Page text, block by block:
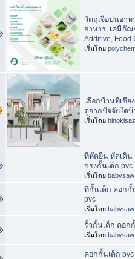
วัตถุเจือปนอาห
อาหาร, เคมีภั
Additive, Food
เริ่มโดย
เลือกบ้านที่เชี
ดูจากปัจจัยใดบ้
เริ่มโดย
ที่หัดยืน หัดเดิน
กรงกั้นเด็ก pvc
เริ่มโดย babysaw
ที่กั้นเด็ก คอกกั้
pvc
เริ่มโดย babysaw
รั้วกั้นเด็ก คอก
เริ่มโดย babysaw
คอกกั้นเด็ก